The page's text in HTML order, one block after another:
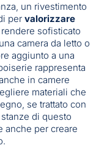
un rivestimento
per valorizzare
sofisticato
camera da letto o
aggiunto a una
rappresenta
in camere
materiali che
se trattato con
di questo
anche per creare